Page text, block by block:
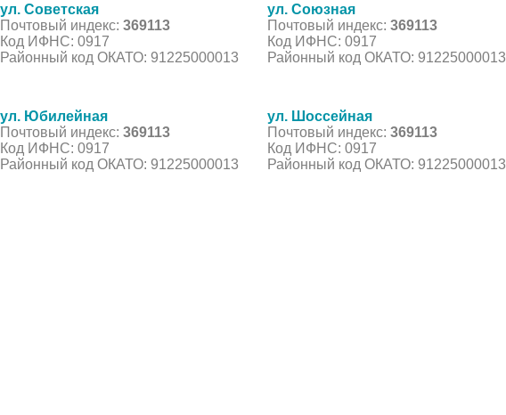
ул. Советская
Почтовый индекс: 369113
Код ИФНС: 0917
Районный код ОКАТО: 91225000013
ул. Союзная
Почтовый индекс: 369113
Код ИФНС: 0917
Районный код ОКАТО: 91225000013
ул. Юбилейная
Почтовый индекс: 369113
Код ИФНС: 0917
Районный код ОКАТО: 91225000013
ул. Шоссейная
Почтовый индекс: 369113
Код ИФНС: 0917
Районный код ОКАТО: 91225000013